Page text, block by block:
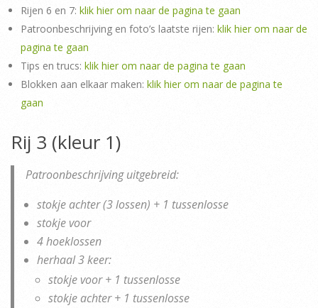
Rijen 6 en 7: klik hier om naar de pagina te gaan
Patroonbeschrijving en foto’s laatste rijen: klik hier om naar de
pagina te gaan
Tips en trucs: klik hier om naar de pagina te gaan
Blokken aan elkaar maken: klik hier om naar de pagina te
gaan
Rij 3 (kleur 1)
Patroonbeschrijving uitgebreid:
stokje achter (3 lossen) + 1 tussenlosse
stokje voor
4 hoeklossen
herhaal 3 keer:
stokje voor + 1 tussenlosse
stokje achter + 1 tussenlosse